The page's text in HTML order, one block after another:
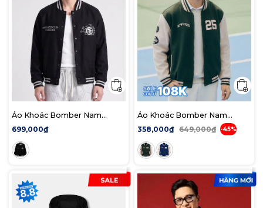
Áo Khoác Bomber Nam
Allstar Form Regular
699,000₫
Áo Khoác Bomber Nam
Freshman Varsity Form
358,000₫ 649,000₫ -45%